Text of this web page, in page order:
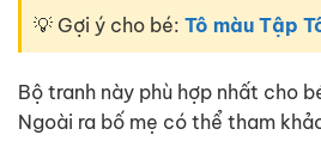
💡 Gợi ý cho bé: Tô màu Tập
Bộ tranh này phù hợp nhất cho
Ngoài ra bố mẹ có thể tham